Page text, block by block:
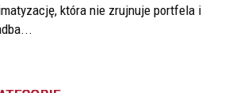
która nie zrujnuje portfela i